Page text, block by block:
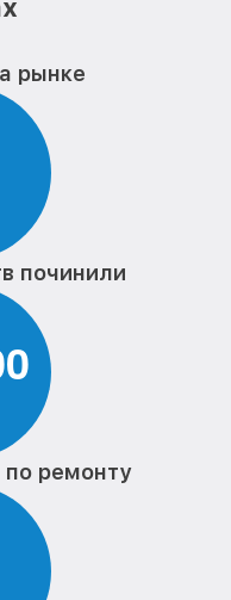
рынке
починили
0
по ремонту